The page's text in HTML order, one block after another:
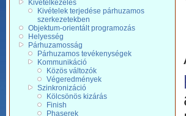
Kivételkezelés
Kivételek terjedése párhuzamos
szerkezetekben
Objektum-orientált programozás
Helyesség
Párhuzamosság
Párhuzamos tevékenységek
Kommunikáció
Közös változók
Végeredmények
Szinkronizáció
Kölcsönös kizárás
Finish
Phaserek